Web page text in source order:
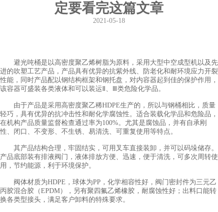
定要看完这篇文章
2021-05-18
避光吨桶是以高密度聚乙烯树脂为原料，采用大型中空成型机以及先
进的吹塑工艺产品，产品具有优异的抗紫外线、防老化和耐环境应力开裂
性能，同时产品配以钢结构框架和钢托盘，对内容器起到佳的保护作用，
该容器可盛装各类液体和可以装运Ⅱ、Ⅲ类危险化学品。
由于产品是采用高密度聚乙稀HDPE生产的，所以与钢桶相比，质量
轻巧，具有优异的抗冲击性和耐化学腐蚀性。适合装载化学品和危险品，
在机构产品质量监督检查通过率为100%。尤其是腐蚀品，并有自承刚
性、闭口、不变形、不生锈、易清洗、可重复使用等特点。
其产品结构合理，牢固结实，可用叉车直接装卸，并可以码垛储存。
产品底部装有排液阀门，液体排放方便、迅速，便于清洗，可多次周转使
用，节约能源，利于环境保护。
阀体材质为HDPE，球体为PP，化学相容性好，阀门密封件为三元乙
丙胶混合胶（EPDM），另有聚四氟乙烯橡胶，耐腐蚀性好；出料口能转
换各类型接头，满足客户卸料的特殊要求。